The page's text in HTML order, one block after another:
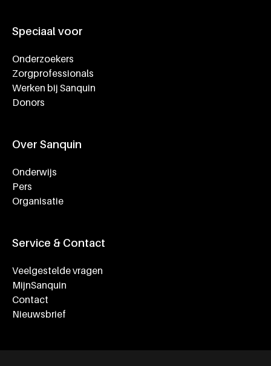
Speciaal voor
Onderzoekers
Zorgprofessionals
Werken bij Sanquin
Donors
Over Sanquin
Onderwijs
Pers
Organisatie
Service & Contact
Veelgestelde vragen
MijnSanquin
Contact
Nieuwsbrief